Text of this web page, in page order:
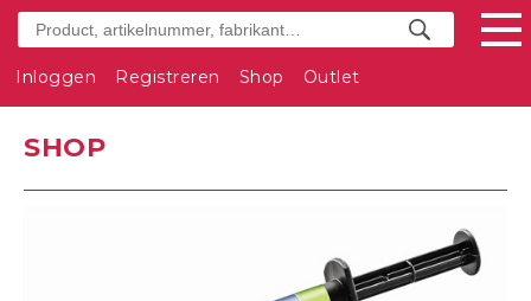
Inloggen Registreren Shop Outlet
SHOP